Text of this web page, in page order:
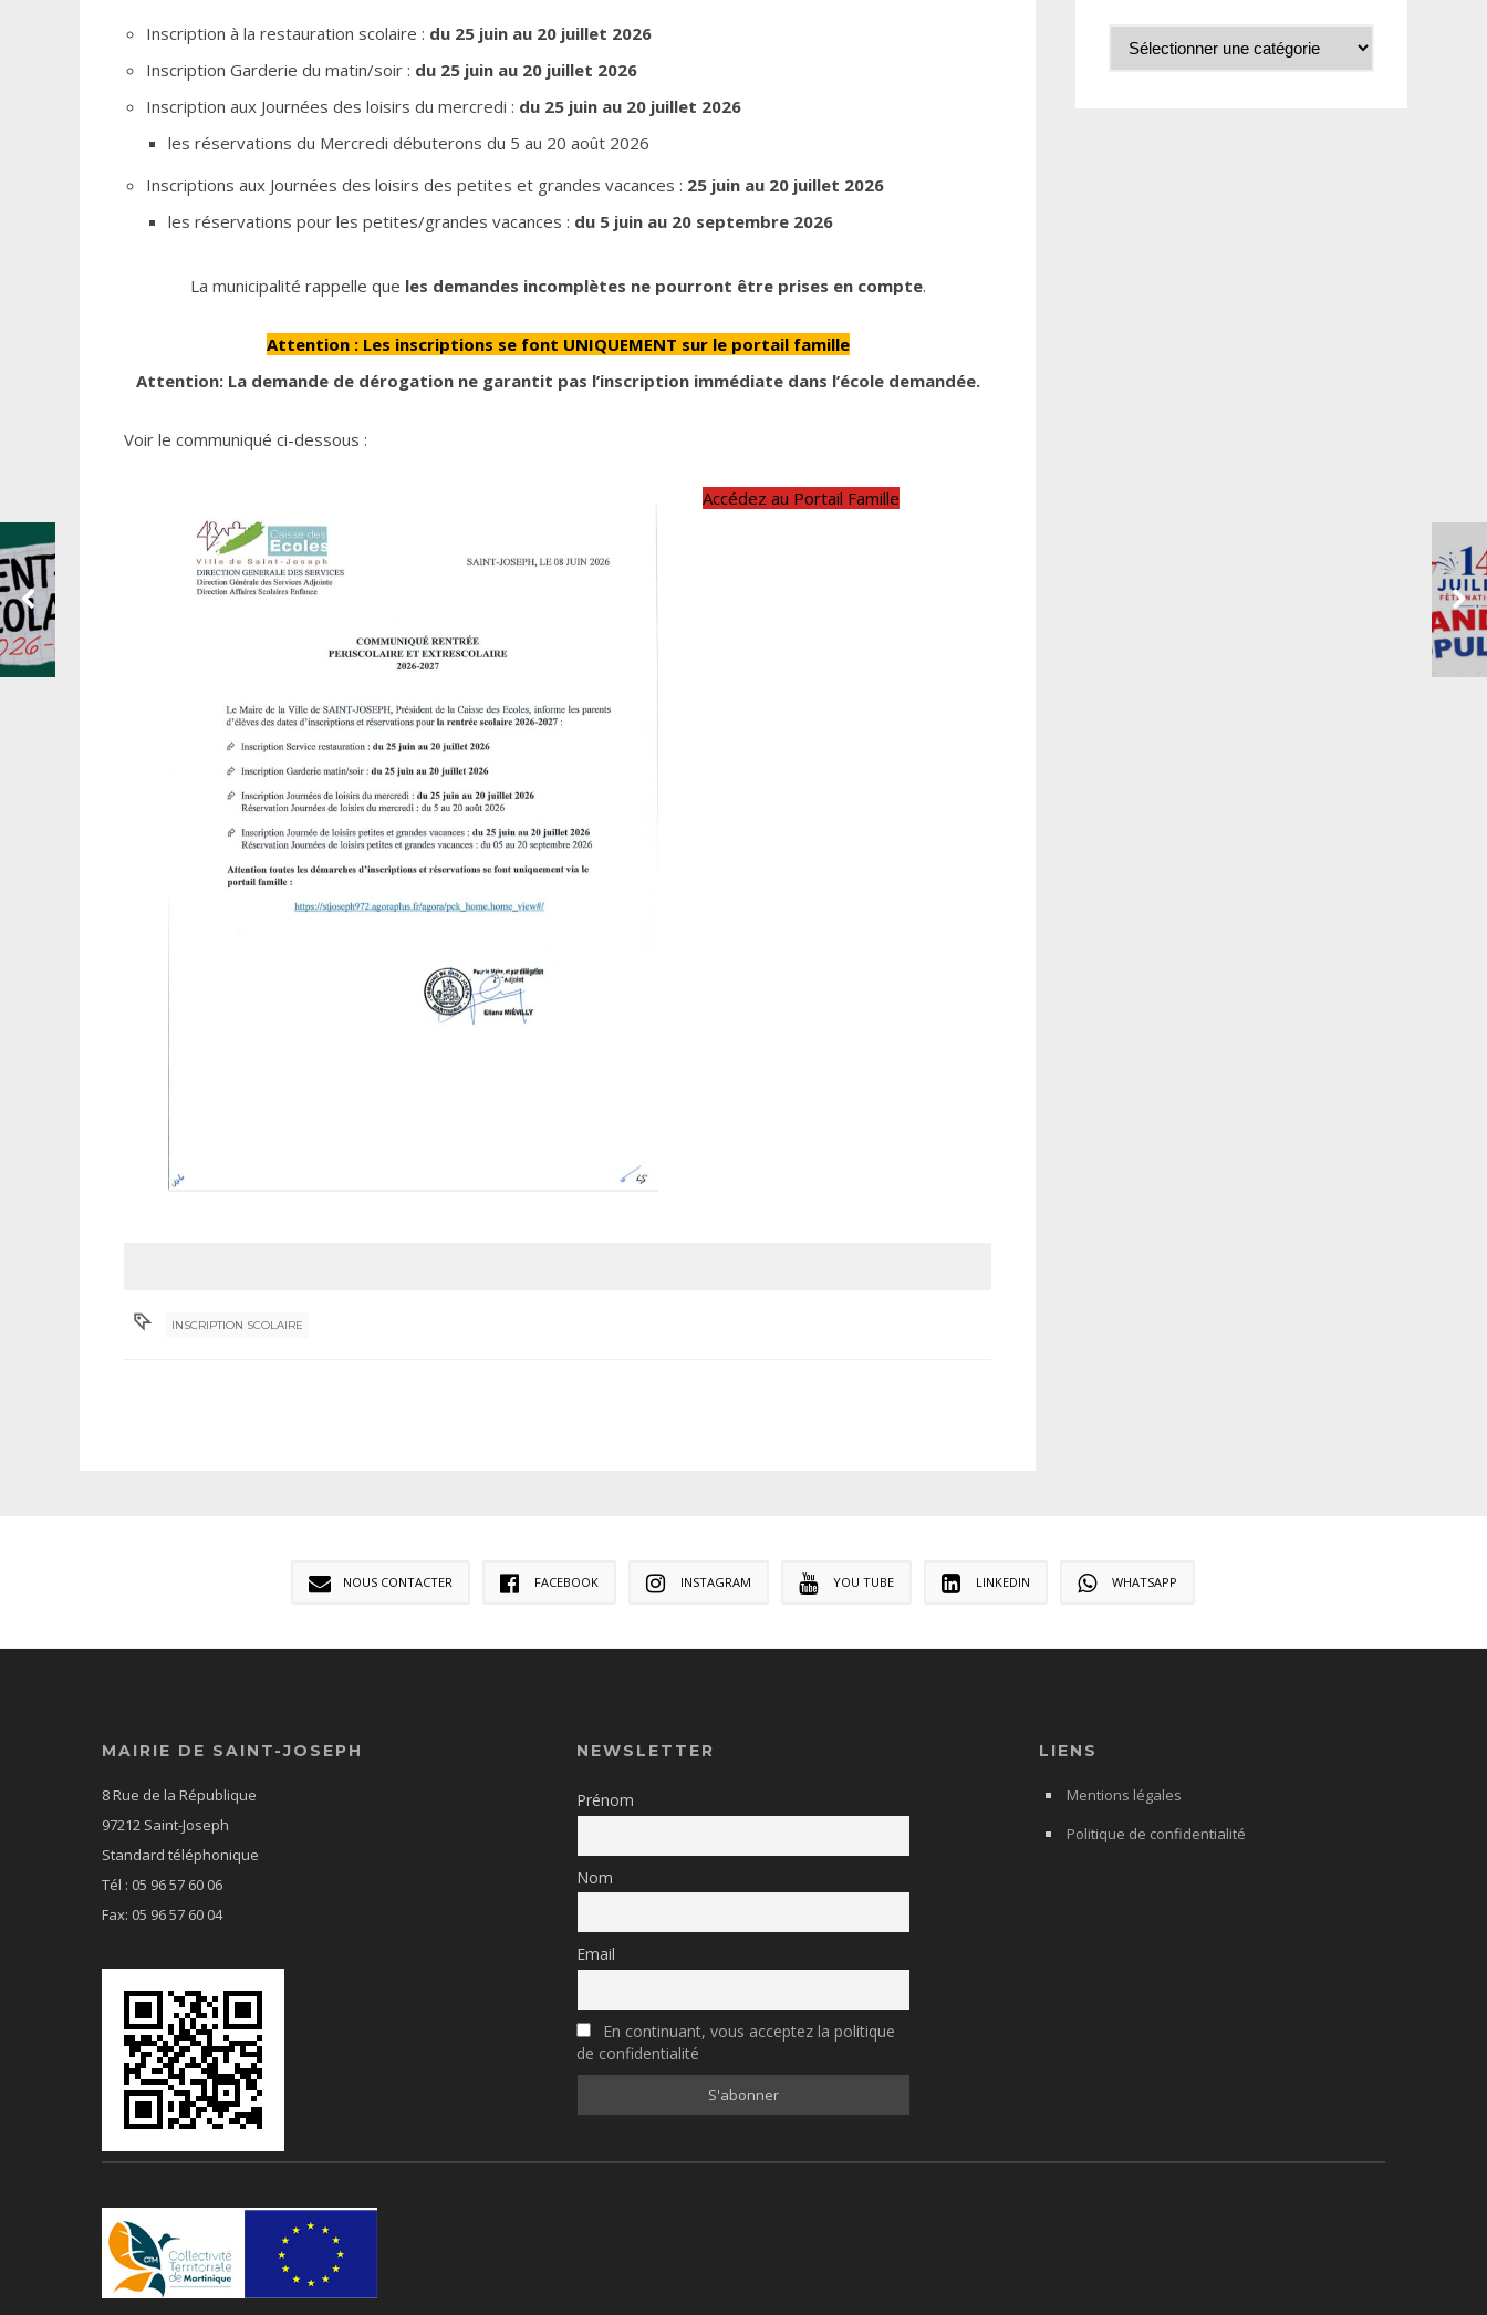
Inscription à la restauration scolaire : du 25 juin au 20 juillet 2026
Inscription Garderie du matin/soir : du 25 juin au 20 juillet 2026
Inscription aux Journées des loisirs du mercredi : du 25 juin au 20 juillet 2026
les réservations du Mercredi débuterons du 5 au 20 août 2026
Inscriptions aux Journées des loisirs des petites et grandes vacances : 25 juin au 20 juillet 2026
les réservations pour les petites/grandes vacances : du 5 juin au 20 septembre 2026
La municipalité rappelle que les demandes incomplètes ne pourront être prises en compte.
Attention : Les inscriptions se font UNIQUEMENT sur le portail famille
Attention: La demande de dérogation ne garantit pas l’inscription immédiate dans l’école demandée.
Voir le communiqué ci-dessous :
Accédez au Portail Famille
INSCRIPTION SCOLAIRE
NOUS CONTACTER FACEBOOK INSTAGRAM YOU TUBE LINKEDIN WHATSAPP
MAIRIE DE SAINT-JOSEPH
8 Rue de la République
97212 Saint-Joseph
Standard téléphonique
Tél : 05 96 57 60 06
Fax: 05 96 57 60 04
NEWSLETTER
Prénom
Nom
Email
En continuant, vous acceptez la politique
de confidentialité
LIENS
Mentions légales
Politique de confidentialité